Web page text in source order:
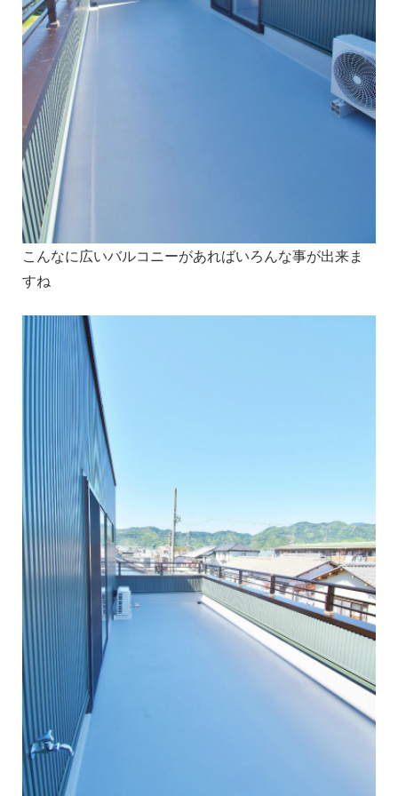
こんなに広いバルコニーがあればいろんな事が出来ま
すね